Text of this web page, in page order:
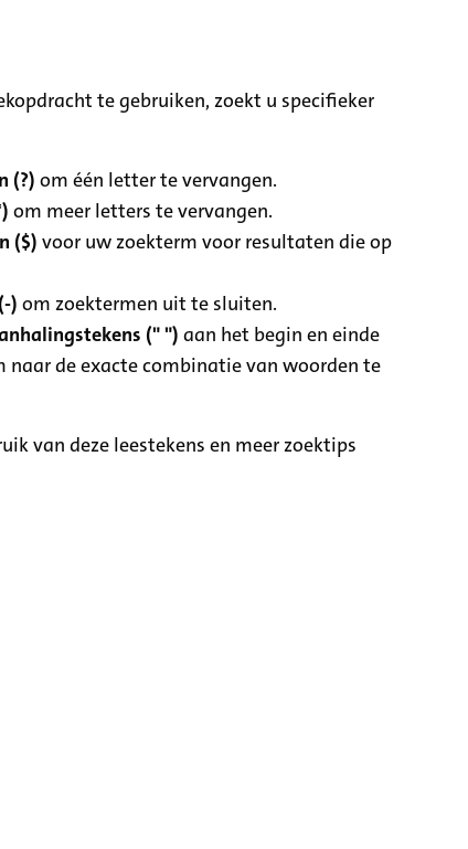
te gebruiken, zoekt u specifieker
(?) om één letter te vervangen.
om meer letters te vervangen.
($) voor uw zoekterm voor resultaten die op
) om zoektermen uit te sluiten.
(" ") aan het begin en einde
naar de exacte combinatie van woorden te
van deze leestekens en meer zoektips